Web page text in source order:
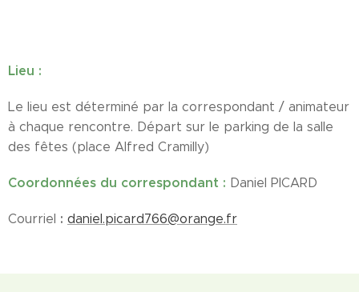
Lieu :
Le lieu est déterminé par la correspondant / animateur
à chaque rencontre. Départ sur le parking de la salle
des fêtes (place Alfred Cramilly)
Coordonnées du correspondant : Daniel PICARD
Courriel : daniel.picard766@orange.fr